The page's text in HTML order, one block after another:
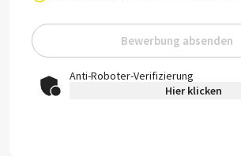
Bewerbung absenden
Anti-Roboter-Verifizierung
Hier klicken